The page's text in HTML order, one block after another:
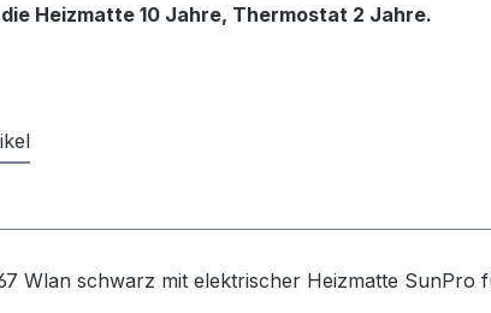
Heizmatte 10 Jahre, Thermostat 2 Jahre.